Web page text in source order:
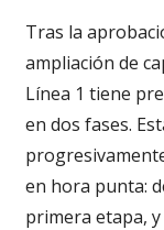
Tras la
ampliación de
Línea 1 tiene
en dos fases.
en hora punta:
primera etapa,